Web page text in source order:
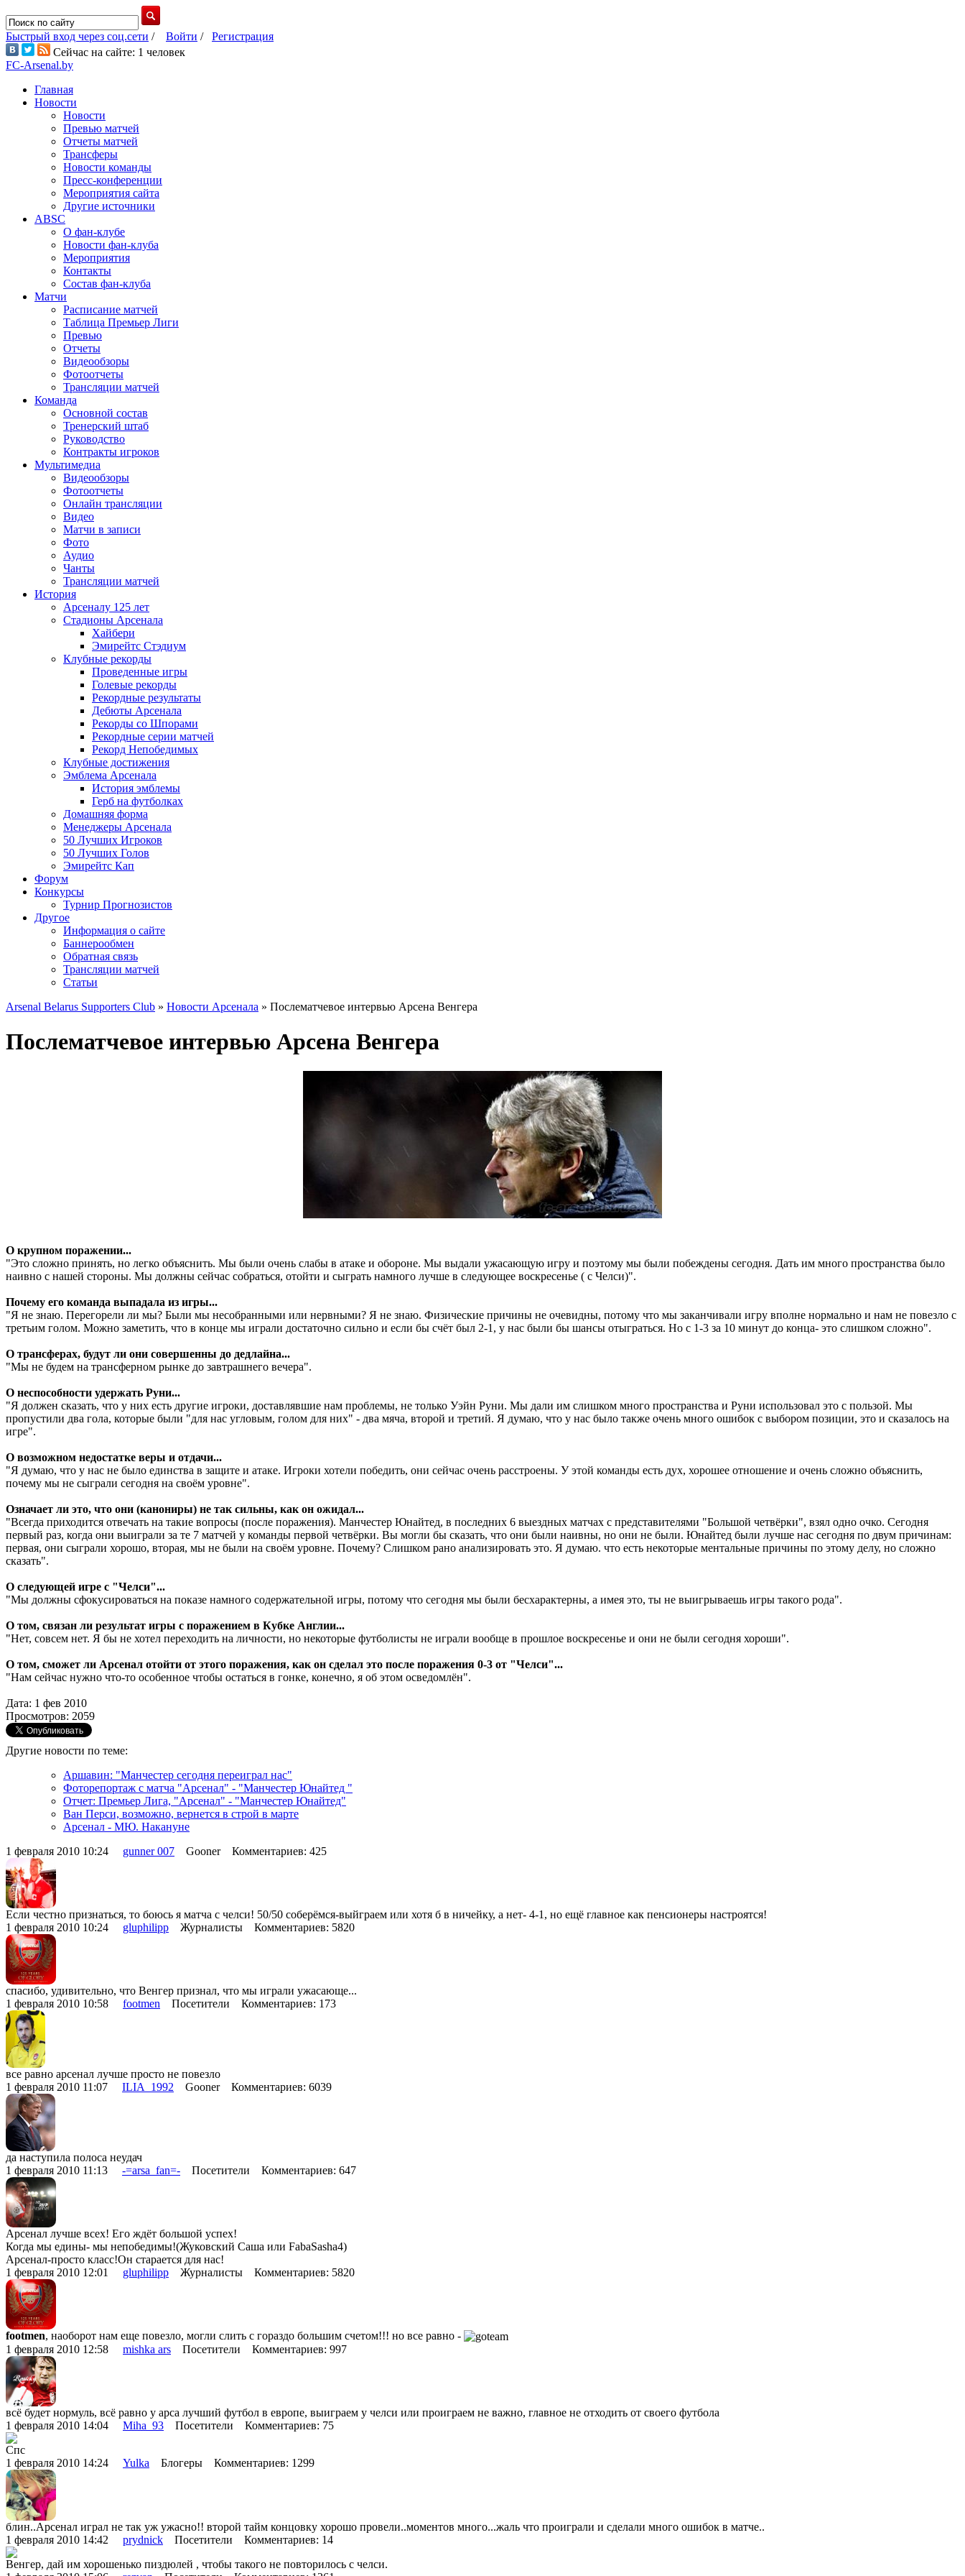
Быстрый вход через соц.сети / Войти / Регистрация
Сейчас на сайте: 1 человек
FC-Arsenal.by
Главная
Новости
Новости
Превью матчей
Отчеты матчей
Трансферы
Новости команды
Пресс-конференции
Мероприятия сайта
Другие источники
ABSC
О фан-клубе
Новости фан-клуба
Мероприятия
Контакты
Состав фан-клуба
Матчи
Расписание матчей
Таблица Премьер Лиги
Превью
Отчеты
Видеообзоры
Фотоотчеты
Трансляции матчей
Команда
Основной состав
Тренерский штаб
Руководство
Контракты игроков
Мультимедиа
Видеообзоры
Фотоотчеты
Онлайн трансляции
Видео
Матчи в записи
Фото
Аудио
Чанты
Трансляции матчей
История
Арсеналу 125 лет
Стадионы Арсенала
Хайбери
Эмирейтс Стэдиум
Клубные рекорды
Проведенные игры
Голевые рекорды
Рекордные результаты
Дебюты Арсенала
Рекорды со Шпорами
Рекордные серии матчей
Рекорд Непобедимых
Клубные достижения
Эмблема Арсенала
История эмблемы
Герб на футболках
Домашняя форма
Менеджеры Арсенала
50 Лучших Игроков
50 Лучших Голов
Эмирейтс Кап
Форум
Конкурсы
Турнир Прогнозистов
Другое
Информация о сайте
Баннерообмен
Обратная связь
Трансляции матчей
Статьи
Arsenal Belarus Supporters Club » Новости Арсенала » Послематчевое интервью Арсена Венгера
Послематчевое интервью Арсена Венгера
О крупном поражении...
"Это сложно принять, но легко объяснить. Мы были очень слабы в атаке и обороне. Мы выдали ужасающую игру и поэтому мы были побеждены сегодня. Дать им много пространства было
наивно с нашей стороны. Мы должны сейчас собраться, отойти и сыграть намного лучше в следующее воскресенье ( с Челси)".
Почему его команда выпадала из игры...
"Я не знаю. Перегорели ли мы? Были мы несобранными или нервными? Я не знаю. Физические причины не очевидны, потому что мы заканчивали игру вполне нормально и нам не повезло с
третьим голом. Можно заметить, что в конце мы играли достаточно сильно и если бы счёт был 2-1, у нас были бы шансы отыграться. Но с 1-3 за 10 минут до конца- это слишком сложно".
О трансферах, будут ли они совершенны до дедлайна...
"Мы не будем на трансферном рынке до завтрашнего вечера".
О неспособности удержать Руни...
"Я должен сказать, что у них есть другие игроки, доставлявшие нам проблемы, не только Уэйн Руни. Мы дали им слишком много пространства и Руни использовал это с пользой. Мы
пропустили два гола, которые были "для нас угловым, голом для них" - два мяча, второй и третий. Я думаю, что у нас было также очень много ошибок с выбором позиции, это и сказалось на
игре".
О возможном недостатке веры и отдачи...
"Я думаю, что у нас не было единства в защите и атаке. Игроки хотели победить, они сейчас очень расстроены. У этой команды есть дух, хорошее отношение и очень сложно объяснить,
почему мы не сыграли сегодня на своём уровне".
Означает ли это, что они (канониры) не так сильны, как он ожидал...
"Всегда приходится отвечать на такие вопросы (после поражения). Манчестер Юнайтед, в последних 6 выездных матчах с представителями "Большой четвёрки", взял одно очко. Сегодня
первый раз, когда они выиграли за те 7 матчей у команды первой четвёрки. Вы могли бы сказать, что они были наивны, но они не были. Юнайтед были лучше нас сегодня по двум причинам:
первая, они сыграли хорошо, вторая, мы не были на своём уровне. Почему? Слишком рано анализировать это. Я думаю. что есть некоторые ментальные причины по этому делу, но сложно
сказать".
О следующей игре с "Челси"...
"Мы должны сфокусироваться на показе намного содержательной игры, потому что сегодня мы были бесхарактерны, а имея это, ты не выигрываешь игры такого рода".
О том, связан ли результат игры с поражением в Кубке Англии...
"Нет, совсем нет. Я бы не хотел переходить на личности, но некоторые футболисты не играли вообще в прошлое воскресенье и они не были сегодня хороши".
О том, сможет ли Арсенал отойти от этого поражения, как он сделал это после поражения 0-3 от "Челси"...
"Нам сейчас нужно что-то особенное чтобы остаться в гонке, конечно, я об этом осведомлён".
Дата: 1 фев 2010
Просмотров: 2059
Другие новости по теме:
Аршавин: "Манчестер сегодня переиграл нас"
Фоторепортаж с матча "Арсенал" - "Манчестер Юнайтед "
Отчет: Премьер Лига, "Арсенал" - "Манчестер Юнайтед"
Ван Перси, возможно, вернется в строй в марте
Арсенал - МЮ. Накануне
1 февраля 2010 10:24 gunner 007 Gooner Комментариев: 425
Если честно признаться, то боюсь я матча с челси! 50/50 соберёмся-выйграем или хотя б в ничейку, а нет- 4-1, но ещё главное как пенсионеры настроятся!
1 февраля 2010 10:24 gluphilipp Журналисты Комментариев: 5820
спасибо, удивительно, что Венгер признал, что мы играли ужасающе...
1 февраля 2010 10:58 footmen Посетители Комментариев: 173
все равно арсенал лучше просто не повезло
1 февраля 2010 11:07 ILIA_1992 Gooner Комментариев: 6039
да наступила полоса неудач
1 февраля 2010 11:13 -=arsa_fan=- Посетители Комментариев: 647
Арсенал лучше всех! Его ждёт большой успех!
Когда мы едины- мы непобедимы!(Жуковский Саша или FabaSasha4)
Арсенал-просто класс!Он старается для нас!
1 февраля 2010 12:01 gluphilipp Журналисты Комментариев: 5820
footmen, наоборот нам еще повезло, могли слить с гораздо большим счетом!!! но все равно -
1 февраля 2010 12:58 mishka ars Посетители Комментариев: 997
всё будет нормуль, всё равно у арса лучший футбол в европе, выиграем у челси или проиграем не важно, главное не отходить от своего футбола
1 февраля 2010 14:04 Miha_93 Посетители Комментариев: 75
Спс
1 февраля 2010 14:24 Yulka Блогеры Комментариев: 1299
блин..Арсенал играл не так уж ужасно!! второй тайм концовку хорошо провели..моментов много...жаль что проиграли и сделали много ошибок в матче..
1 февраля 2010 14:42 prydnick Посетители Комментариев: 14
Венгер, дай им хорошенько пиздюлей , чтобы такого не повторилось с челси.